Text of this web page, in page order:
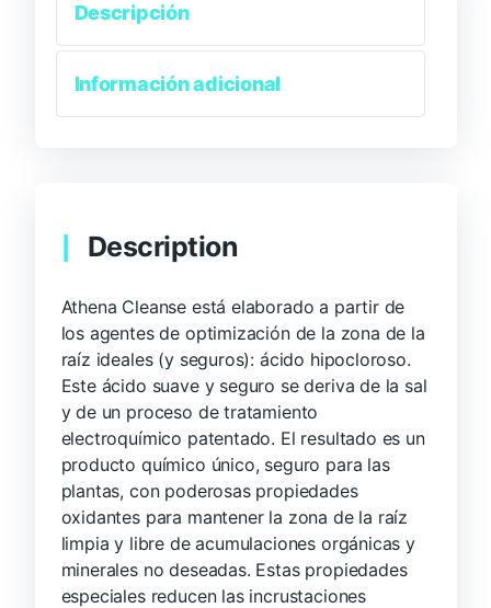
Descripción
Información adicional
Description
Athena Cleanse está elaborado a partir de
los agentes de optimización de la zona de la
raíz ideales (y seguros): ácido hipocloroso.
Este ácido suave y seguro se deriva de la sal
y de un proceso de tratamiento
electroquímico patentado. El resultado es un
producto químico único, seguro para las
plantas, con poderosas propiedades
oxidantes para mantener la zona de la raíz
limpia y libre de acumulaciones orgánicas y
minerales no deseadas. Estas propiedades
especiales reducen las incrustaciones